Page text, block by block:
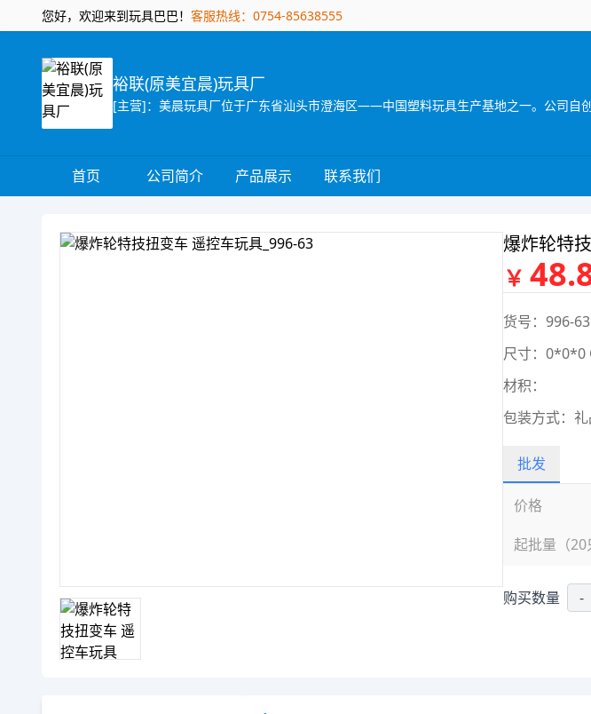
您好，欢迎来到玩具巴巴！ 客服热线：0754-85638555
裕联(原美宜晨)玩具厂
首页 公司简介 产品展示 联系我们
爆炸轮特
￥
货号：996-63
尺寸：0*0*0
材积：
包装方式：
批发
价格
起批量（20
购买数量 -